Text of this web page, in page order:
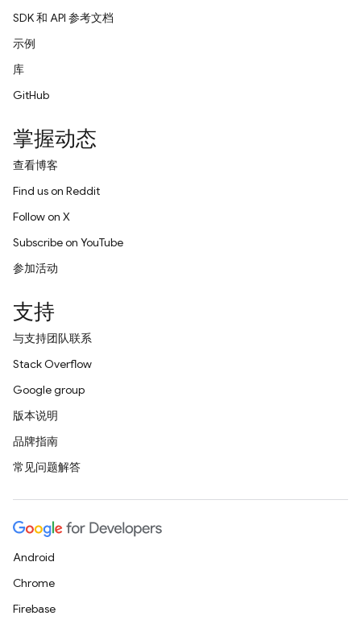
SDK 和 API 参考文档
示例
库
GitHub
掌握动态
查看博客
Find us on Reddit
Follow on X
Subscribe on YouTube
参加活动
支持
与支持团队联系
Stack Overflow
Google group
版本说明
品牌指南
常见问题解答
Android
Chrome
Firebase